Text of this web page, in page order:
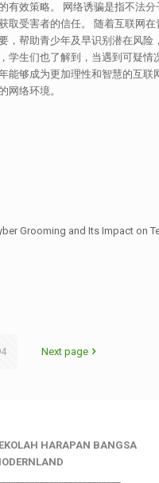
效策略。 网络诱骗是指不法
受害者的信任。 随着互联网
帮助青少年及早识别潜在风
生们也了解到，当遇到可疑
够成为更加理性和智慧的互
网络环境。
Grooming and Its Impact on
Next page
HARAPAN BANGSA